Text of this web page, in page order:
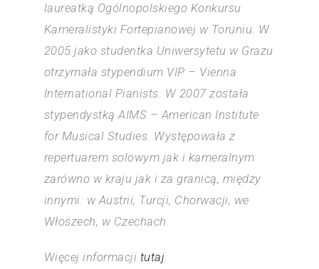
laureatką Ogólnopolskiego Konkursu
Kameralistyki Fortepianowej w Toruniu. W
2005 jako studentka Uniwersytetu w Grazu
otrzymała stypendium VIP – Vienna
International Pianists. W 2007 została
stypendystką AIMS – American Institute
for Musical Studies. Występowała z
repertuarem solowym jak i kameralnym
zarówno w kraju jak i za granicą, między
innymi: w Austrii, Turcji, Chorwacji, we
Włoszech, w Czechach.
Więcej informacji tutaj.